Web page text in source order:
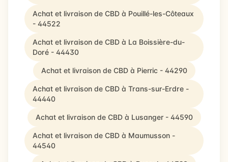
Achat et livraison de CBD à Pouillé-les-Côteaux
- 44522
Achat et livraison de CBD à La Boissière-du-
Doré - 44430
Achat et livraison de CBD à Pierric - 44290
Achat et livraison de CBD à Trans-sur-Erdre -
44440
Achat et livraison de CBD à Lusanger - 44590
Achat et livraison de CBD à Maumusson -
44540